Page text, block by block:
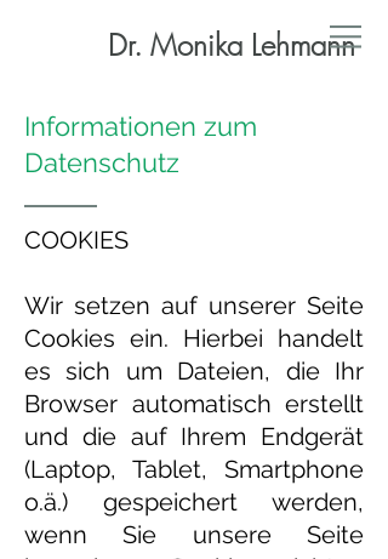
Dr. Monika Lehmann
Informationen zum
Datenschutz
COOKIES
Wir setzen auf unserer Seite
Cookies ein. Hierbei handelt
es sich um Dateien, die Ihr
Browser automatisch erstellt
und die auf Ihrem Endgerät
(Laptop, Tablet, Smartphone
o.ä.) gespeichert werden,
wenn Sie unsere Seite